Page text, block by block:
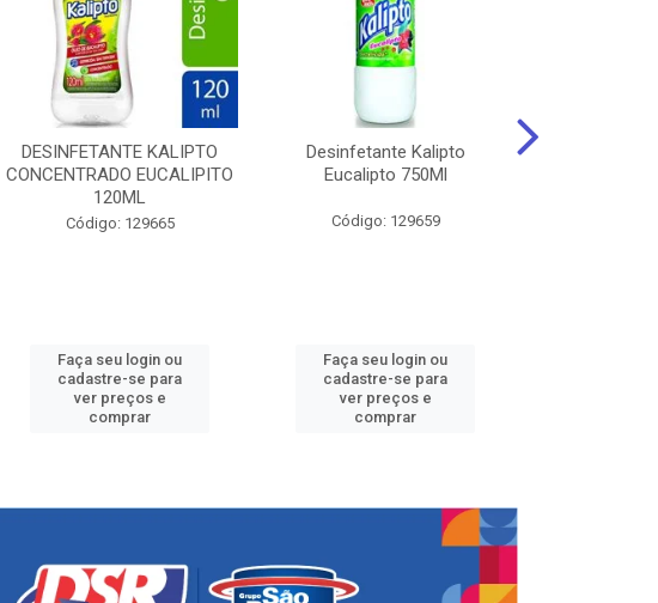
DESINFETANTE KALIPTO
CONCENTRADO EUCALIPITO
120ML
Código: 129665
Faça seu login ou
cadastre-se para
ver preços e
comprar
Desinfetante Kalipto
Eucalipto 750Ml
Código: 129659
Faça seu login ou
cadastre-se para
ver preços e
comprar